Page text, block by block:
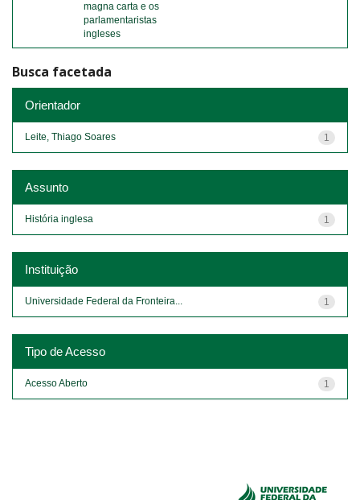
magna carta e os
parlamentaristas
ingleses
Busca facetada
Orientador
1
Leite, Thiago Soares
Assunto
1
História inglesa
Instituição
1
Universidade Federal da Fronteira...
Tipo de Acesso
1
Acesso Aberto